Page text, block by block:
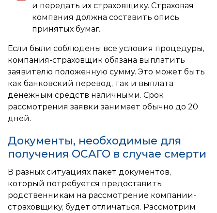
и передать их страховщику. Страховая
компания должна составить опись
принятых бумаг.
Если были соблюдены все условия процедуры,
компания-страховщик обязана выплатить
заявителю положенную сумму. Это может быть
как банковский перевод, так и выплата
денежным средств наличными. Срок
рассмотрения заявки занимает обычно до 20
дней.
Документы, необходимые для
получения ОСАГО в случае смерти
В разных ситуациях пакет документов,
который потребуется предоставить
родственникам на рассмотрение компании-
страховщику, будет отличаться. Рассмотрим